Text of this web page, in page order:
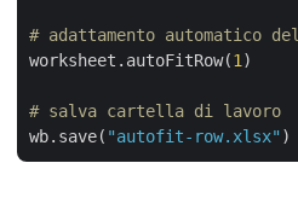
# adattamento automatico
worksheet.autoFitRow(1 )
# salva cartella di lavoro
wb.save( "autofit-row.xlsx"